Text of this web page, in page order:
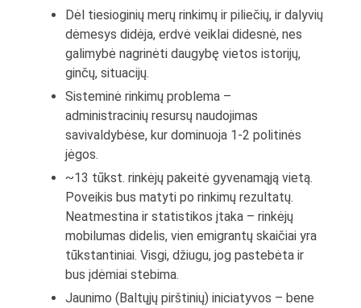
Dėl tiesioginių merų rinkimų ir piliečių, ir dalyvių
dėmesys didėja, erdvė veiklai didesnė, nes
galimybė nagrinėti daugybę vietos istorijų,
ginčų, situacijų.
Sisteminė rinkimų problema –
administracinių resursų naudojimas
savivaldybėse, kur dominuoja 1-2 politinės
jėgos.
~13 tūkst. rinkėjų pakeitė gyvenamąją vietą.
Poveikis bus matyti po rinkimų rezultatų.
Neatmestina ir statistikos įtaka – rinkėjų
mobilumas didelis, vien emigrantų skaičiai yra
tūkstantiniai. Visgi, džiugu, jog pastebėta ir
bus įdėmiai stebima.
Jaunimo (Baltųjų pirštinių) iniciatyvos – bene